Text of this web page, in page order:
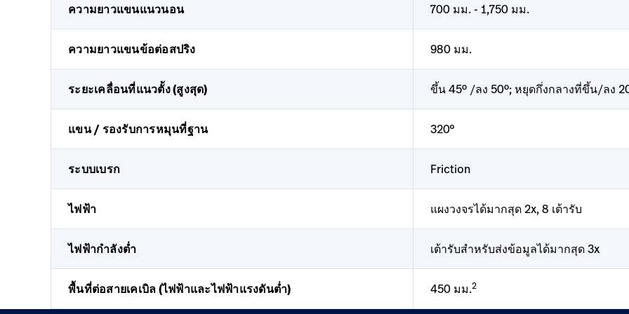
ความยาวแขนแนวนอน 700 มม. - 1,750 มม.
ความยาวแขนข้อต่อสปริง 980 มม.
ระยะเคลื่อนที่แนวตั้ง (สูงสุด) ขึ้น 45º /ลง 50º; หยุดกึ่งกลางที่ขึ้น/ลง
แขน / รองรับการหมุนที่ฐาน 320°
ระบบเบรก Friction
ไฟฟ้า แผงวงจรได้มากสุด 2x, 8 เต้ารับ
ไฟฟ้ากำลังต่ำ เต้ารับสำหรับส่งข้อมูลได้มากสุด 3x
พื้นที่ต่อสายเคเบิล (ไฟฟ้าและไฟฟ้าแรงดันต่ำ) 450 มม.2